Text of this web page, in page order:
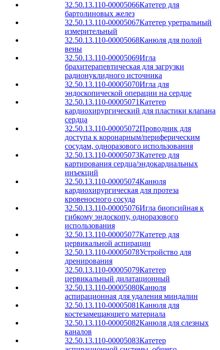
32.50.13.110-00005066Катетер для
бартолиновых желез
32.50.13.110-00005067Катетер уретральный
измерительный
32.50.13.110-00005068Канюля для полой
вены
32.50.13.110-00005069Игла
брахитерапевтическая для загрузки
радионуклидного источника
32.50.13.110-00005070Игла для
эндоскопической операции на сердце
32.50.13.110-00005071Катетер
кардиохирургический для пластики клапана
сердца
32.50.13.110-00005072Проводник для
доступа к коронарным/периферическим
сосудам, одноразового использования
32.50.13.110-00005073Катетер для
картирования сердца/эндокардиальных
инъекций
32.50.13.110-00005074Канюля
кардиохирургическая для протеза
кровеносного сосуда
32.50.13.110-00005076Игла биопсийная к
гибкому эндоскопу, одноразового
использования
32.50.13.110-00005077Катетер для
цервикальной аспирации
32.50.13.110-00005078Устройство для
дренирования
32.50.13.110-00005079Катетер
цервикальный дилатационный
32.50.13.110-00005080Канюля
аспирационная для удаления миндалин
32.50.13.110-00005081Канюля для
костезамещающего материала
32.50.13.110-00005082Канюля для слезных
каналов
32.50.13.110-00005083Катетер